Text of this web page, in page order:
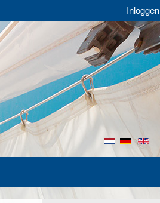
Inloggen
en
de
nl